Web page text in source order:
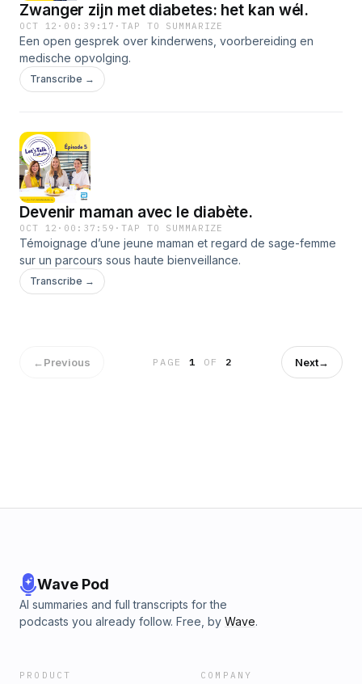
Zwanger zijn met diabetes: het kan wél.
OCT 12 · 00:39:17 ·TAP TO SUMMARIZE
Een open gesprek over kinderwens, voorbereiding en
medische opvolging.
Transcribe →
Devenir maman avec le diabète.
OCT 12 · 00:37:59 ·TAP TO SUMMARIZE
Témoignage d’une jeune maman et regard de sage-femme
sur un parcours sous haute bienveillance.
Transcribe →
←Previous PAGE1 OF 2 Next→
Wave Pod
AI summaries and full transcripts for the
podcasts you already follow. Free, by Wave.
PRODUCT COMPANY